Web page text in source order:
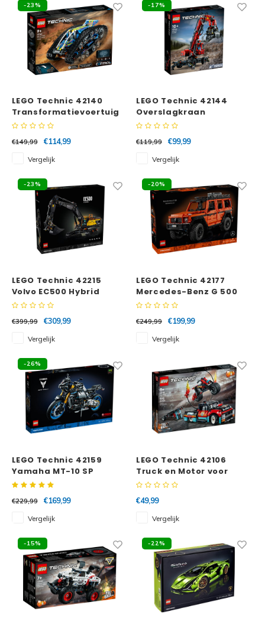
-23%
LEGO Technic 42140
Transformatievoertuig
met app-besturing
€149,99
€114,99
Vergelijk
-17%
LEGO Technic 42144
Overslagkraan
€119,99
€99,99
Vergelijk
-23%
LEGO Technic 42215
Volvo EC500 Hybrid
graafmachine
€399,99
€309,99
Vergelijk
-20%
LEGO Technic 42177
Mercedes-Benz G 500
PROFESSIONAL Line
€249,99
€199,99
Vergelijk
-26%
LEGO Technic 42159
Yamaha MT-10 SP
€229,99
€169,99
Vergelijk
LEGO Technic 42106
Truck en Motor voor
Stuntshow
€49,99
Vergelijk
-15% -22%